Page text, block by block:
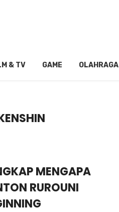
& TV GAME OLAHRAGA
MENGAPA
RUROUNI